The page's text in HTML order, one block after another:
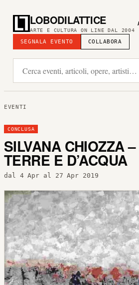
LOBODILATTICE
ARTE E CULTURA ON LINE DAL 2004
SEGNALA EVENTO COLLABORA
EVENTI
CONCLUSA
SILVANA CHIOZZA
TERRE E D’ACQUA
dal 4 Apr al 27 Apr 2019